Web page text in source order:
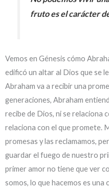
fruto es el carácter
Vemos en Génesis cómo
edificó un altar al Dios que se
Abraham va a recibir una
generaciones, Abraham
recibe de Dios, ni se relaciona
relaciona con el que promete.
promesas y las reclamamos,
guardar el fuego de nuestro
primer amor no tiene que ver
somos, lo que hacemos es una